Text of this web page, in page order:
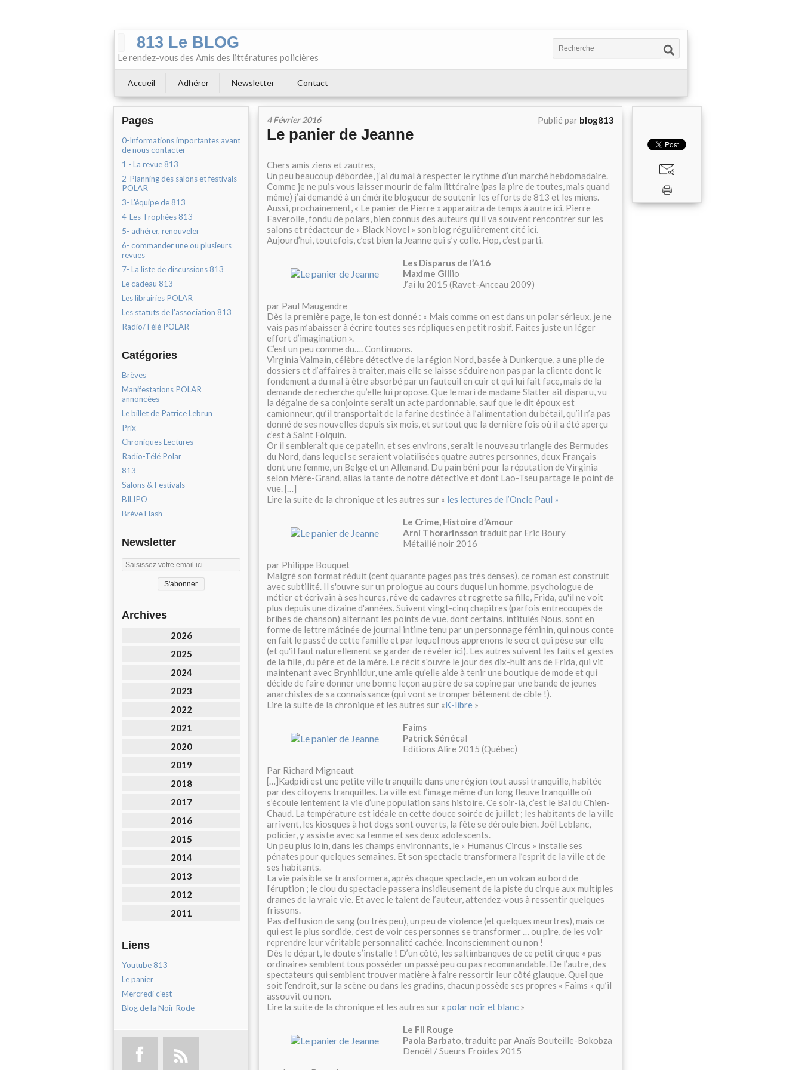
813 Le BLOG
Le rendez-vous des Amis des littératures policières
Accueil Adhérer Newsletter Contact
Pages
0-Informations importantes avant
de nous contacter
1 - La revue 813
2-Planning des salons et festivals
POLAR
3- L'équipe de 813
4-Les Trophées 813
5- adhérer, renouveler
6- commander une ou plusieurs
revues
7- La liste de discussions 813
Le cadeau 813
Les librairies POLAR
Les statuts de l'association 813
Radio/Télé POLAR
Catégories
Brèves
Manifestations POLAR
annoncées
Le billet de Patrice Lebrun
Prix
Chroniques Lectures
Radio-Télé Polar
813
Salons & Festivals
BILIPO
Brève Flash
Newsletter
Archives
2026
2025
2024
2023
2022
2021
2020
2019
2018
2017
2016
2015
2014
2013
2012
2011
Liens
Youtube 813
Le panier
Mercredi c'est
Blog de la Noir Rode
4 Février 2016 Publié par blog813
Le panier de Jeanne
Chers amis ziens et zautres,
Un peu beaucoup débordée, j’ai du mal à respecter le rythme d’un marché hebdomadaire.
Comme je ne puis vous laisser mourir de faim littéraire (pas la pire de toutes, mais quand
même) j’ai demandé à un émérite blogueur de soutenir les efforts de 813 et les miens.
Aussi, prochainement, « Le panier de Pierre » apparaitra de temps à autre ici. Pierre
Faverolle, fondu de polars, bien connus des auteurs qu’il va souvent rencontrer sur les
salons et rédacteur de « Black Novel » son blog régulièrement cité ici.
Aujourd’hui, toutefois, c’est bien la Jeanne qui s’y colle. Hop, c’est parti.
Les Disparus de l’A16
Maxime Gillio
J’ai lu 2015 (Ravet-Anceau 2009)
par Paul Maugendre
Dès la première page, le ton est donné : « Mais comme on est dans un polar sérieux, je ne
vais pas m’abaisser à écrire toutes ses répliques en petit rosbif. Faites juste un léger
effort d’imagination ».
C’est un peu comme du…. Continuons.
Virginia Valmain, célèbre détective de la région Nord, basée à Dunkerque, a une pile de
dossiers et d’affaires à traiter, mais elle se laisse séduire non pas par la cliente dont le
fondement a du mal à être absorbé par un fauteuil en cuir et qui lui fait face, mais de la
demande de recherche qu’elle lui propose. Que le mari de madame Slatter ait disparu, vu
la dégaine de sa conjointe serait un acte pardonnable, sauf que le dit époux est
camionneur, qu’il transportait de la farine destinée à l’alimentation du bétail, qu’il n’a pas
donné de ses nouvelles depuis six mois, et surtout que la dernière fois où il a été aperçu
c’est à Saint Folquin.
Or il semblerait que ce patelin, et ses environs, serait le nouveau triangle des Bermudes
du Nord, dans lequel se seraient volatilisées quatre autres personnes, deux Français
dont une femme, un Belge et un Allemand. Du pain béni pour la réputation de Virginia
selon Mère-Grand, alias la tante de notre détective et dont Lao-Tseu partage le point de
vue. […]
Lire la suite de la chronique et les autres sur « les lectures de l’Oncle Paul »
Le Crime, Histoire d’Amour
Arni Thorarinsson traduit par Eric Boury
Métailié noir 2016
par Philippe Bouquet
Malgré son format réduit (cent quarante pages pas très denses), ce roman est construit
avec subtilité. Il s'ouvre sur un prologue au cours duquel un homme, psychologue de
métier et écrivain à ses heures, rêve de cadavres et regrette sa fille, Frida, qu'il ne voit
plus depuis une dizaine d'années. Suivent vingt-cinq chapitres (parfois entrecoupés de
bribes de chanson) alternant les points de vue, dont certains, intitulés Nous, sont en
forme de lettre mâtinée de journal intime tenu par un personnage féminin, qui nous conte
en fait le passé de cette famille et par lequel nous apprenons le secret qui pèse sur elle
(et qu'il faut naturellement se garder de révéler ici). Les autres suivent les faits et gestes
de la fille, du père et de la mère. Le récit s'ouvre le jour des dix-huit ans de Frida, qui vit
maintenant avec Brynhildur, une amie qu'elle aide à tenir une boutique de mode et qui
décide de faire donner une bonne leçon au père de sa copine par une bande de jeunes
anarchistes de sa connaissance (qui vont se tromper bêtement de cible !).
Lire la suite de la chronique et les autres sur «K-libre »
Faims
Patrick Sénécal
Editions Alire 2015 (Québec)
Par Richard Migneaut
[…]Kadpidi est une petite ville tranquille dans une région tout aussi tranquille, habitée
par des citoyens tranquilles. La ville est l’image même d’un long fleuve tranquille où
s’écoule lentement la vie d’une population sans histoire. Ce soir-là, c’est le Bal du Chien-
Chaud. La température est idéale en cette douce soirée de juillet ; les habitants de la ville
arrivent, les kiosques à hot dogs sont ouverts, la fête se déroule bien. Joël Leblanc,
policier, y assiste avec sa femme et ses deux adolescents.
Un peu plus loin, dans les champs environnants, le « Humanus Circus » installe ses
pénates pour quelques semaines. Et son spectacle transformera l’esprit de la ville et de
ses habitants.
La vie paisible se transformera, après chaque spectacle, en un volcan au bord de
l’éruption ; le clou du spectacle passera insidieusement de la piste du cirque aux multiples
drames de la vraie vie. Et avec le talent de l’auteur, attendez-vous à ressentir quelques
frissons.
Pas d’effusion de sang (ou très peu), un peu de violence (et quelques meurtres), mais ce
qui est le plus sordide, c’est de voir ces personnes se transformer … ou pire, de les voir
reprendre leur véritable personnalité cachée. Inconsciemment ou non !
Dès le départ, le doute s’installe ! D’un côté, les saltimbanques de ce petit cirque « pas
ordinaire» semblent tous posséder un passé peu ou pas recommandable. De l’autre, des
spectateurs qui semblent trouver matière à faire ressortir leur côté glauque. Quel que
soit l’endroit, sur la scène ou dans les gradins, chacun possède ses propres « Faims » qu’il
assouvit ou non.
Lire la suite de la chronique et les autres sur « polar noir et blanc »
Le Fil Rouge
Paola Barbato, traduite par Anaïs Bouteille-Bokobza
Denoël / Sueurs Froides 2015